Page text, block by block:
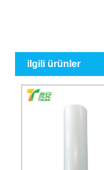
ilgili ürünler